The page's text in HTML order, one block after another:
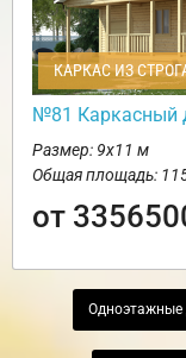
КАРКАС ИЗ
№81 Каркасный
Размер: 9х11 м
Общая площадь:
от
Одноэтажные